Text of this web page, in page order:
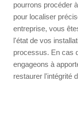
pourrons procéder
pour localiser
entreprise, vous
l'état de vos
processus. En cas
engageons à
restaurer l'intégrité